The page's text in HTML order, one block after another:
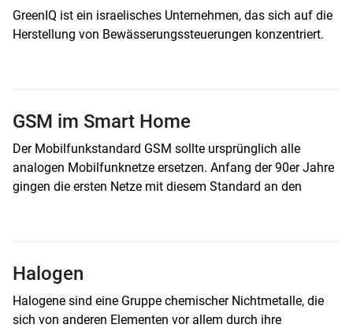
GreenIQ ist ein israelisches Unternehmen, das sich auf die
Herstellung von Bewässerungssteuerungen konzentriert.
GSM im Smart Home
Der Mobilfunkstandard GSM sollte ursprünglich alle
analogen Mobilfunknetze ersetzen. Anfang der 90er Jahre
gingen die ersten Netze mit diesem Standard an den
Halogen
Halogene sind eine Gruppe chemischer Nichtmetalle, die
sich von anderen Elementen vor allem durch ihre